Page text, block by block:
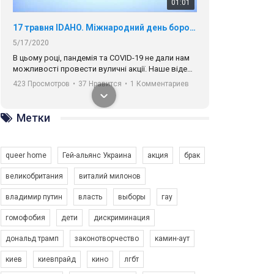
01:01
17 травня IDAHO. Міжнародний день боротьби з гомофобією трансфобією і біфобія.
5/17/2020
В цьому році, пандемія та COVІD-19 не дали нам
можливості провести вуличні акції. Наше відео-
звернення про те, що навіть коли ми у різних
містах та не можемо зустрінеться, ми разом. Ми
закликаємо всіх хто поділяє цінності рівності та
солідарності, приєднатися до нас. Регіональні
підрозділи ГАУ є в 16 областях України.
423 Просмотров • 37 Нравится • 1 Комментариев
Зупинимо насильство проти ЛГБТ в Україні! Stop violence against LGBT in Ukraine!
Емоційний та вражаючий промо-ролік на
Метки
queer home Гей-альянс Украина акция брак
великобритания виталий милонов
владимир путин власть выборы гау
гомофобия дети дискриминация
дональд трамп законотворчество камин-аут
киев киевпрайд кино лгбт